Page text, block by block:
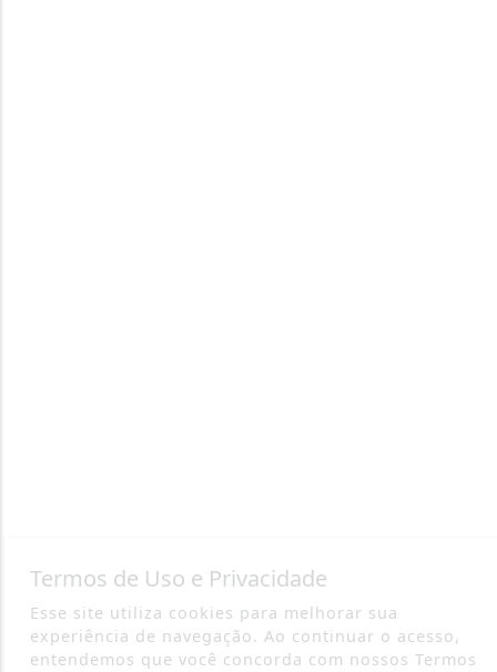
Termos de Uso e Privacidade
Esse site utiliza cookies para melhorar sua
experiência de navegação. Ao continuar o acesso,
entendemos que você concorda com nossos Termos